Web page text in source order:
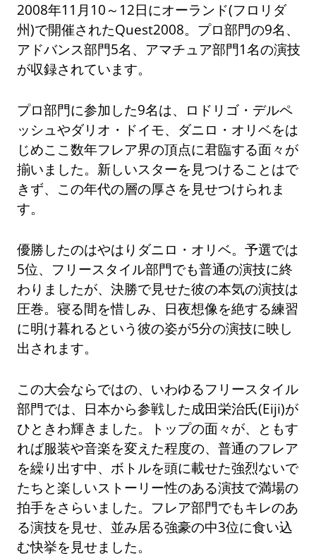
2008年11月10～12日にオーランド(フロリダ
州)で開催されたQuest2008。プロ部門の9名、
アドバンス部門5名、アマチュア部門1名の演技
が収録されています。
プロ部門に参加した9名は、ロドリゴ・デルペ
ッシュやダリオ・ドイモ、ダニロ・オリベをは
じめここ数年フレア界の頂点に君臨する面々が
揃いました。新しいスターを見つけることはで
きず、この年代の層の厚さを見せつけられま
す。
優勝したのはやはりダニロ・オリベ。予選では
5位、フリースタイル部門でも普通の演技に終
わりましたが、決勝で見せた彼の本気の演技は
圧巻。寝る間を惜しみ、日夜想像を絶する練習
に明け暮れるという彼の姿が5分の演技に映し
出されます。
この大会ならではの、いわゆるフリースタイル
部門では、日本から参戦した成田栄治氏(Eiji)が
ひときわ輝きました。トップの面々が、ともす
れば服装や音楽を変えた程度の、普通のフレア
を繰り出す中、ボトルを頭に載せた強烈ないで
たちと楽しいストーリー性のある演技で満場の
拍手をさらいました。フレア部門でもキレのあ
る演技を見せ、並み居る強豪の中3位に食い込
む快挙を見せました。